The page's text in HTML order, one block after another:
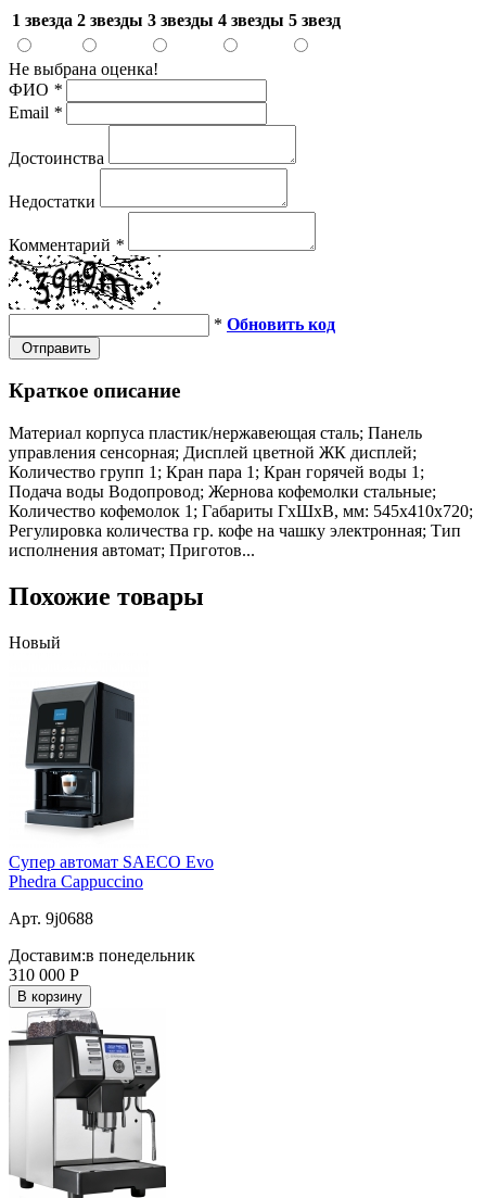
1 звезда 2 звезды 3 звезды 4 звезды 5 звезд
Не выбрана оценка!
ФИО *
Email *
Достоинства
Недостатки
Комментарий *
* Обновить код
Отправить
Краткое описание
Материал корпуса пластик/нержавеющая сталь; Панель
управления сенсорная; Дисплей цветной ЖК дисплей;
Количество групп 1; Кран пара 1; Кран горячей воды 1;
Подача воды Водопровод; Жернова кофемолки стальные;
Количество кофемолок 1; Габариты ГхШхВ, мм: 545х410х720;
Регулировка количества гр. кофе на чашку электронная; Тип
исполнения автомат; Приготов...
Похожие товары
Новый
Супер автомат SAECO Evo
Phedra Cappuccino
Арт. 9j0688
Доставим:в понедельник
310 000 Р
В корзину